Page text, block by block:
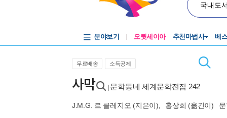
국내도
분야보기 오뒷세이아 추천마법사 베
무료배송 소득공제
사막 문학동네 세계문학전집 242
J.M.G. 르 클레지오 (지은이), 홍상희 (옮긴이)